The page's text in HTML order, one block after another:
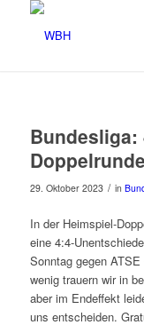
Bundesliga:
Doppelrunde
29. Oktober 2023 / in
In der Heimspiel-
eine 4:4-
Sonntag gegen
wenig trauern wir in
aber im Endeffekt
uns entscheiden.